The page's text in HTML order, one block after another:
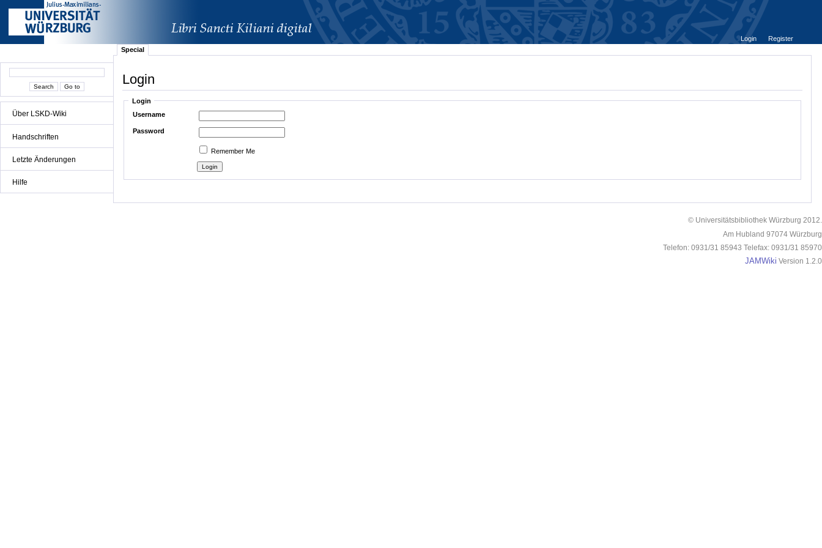
Über LSKD-Wiki
Handschriften
Letzte Änderungen
Hilfe
Login
Register
Special
Login
Login
Username
Password
Remember Me
© Universitätsbibliothek Würzburg 2012.
Am Hubland 97074 Würzburg
Telefon: 0931/31 85943 Telefax: 0931/31 85970
JAMWiki Version 1.2.0